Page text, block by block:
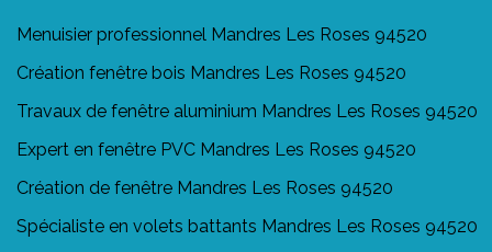
Menuisier professionnel Mandres Les Roses 94520
Création fenêtre bois Mandres Les Roses 94520
Travaux de fenêtre aluminium Mandres Les Roses 94520
Expert en fenêtre PVC Mandres Les Roses 94520
Création de fenêtre Mandres Les Roses 94520
Spécialiste en volets battants Mandres Les Roses 94520